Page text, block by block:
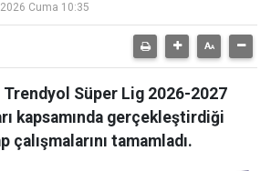
Cuma 10:35
Trendyol Süper Lig 2026-2027
kapsamında gerçekleştirdiği
çalışmalarını tamamladı.